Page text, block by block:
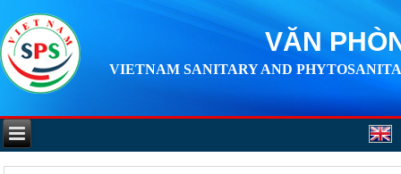
VĂN
VIETNAM SANITARY AND